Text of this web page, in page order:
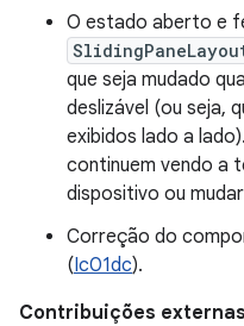
O estado aberto e
que seja mudado
deslizável (ou seja,
exibidos lado a
continuem vendo a
dispositivo ou
Correção do
(Ic01dc).
Contribuições externas